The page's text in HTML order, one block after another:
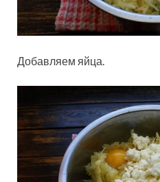
Добавляем яйца.